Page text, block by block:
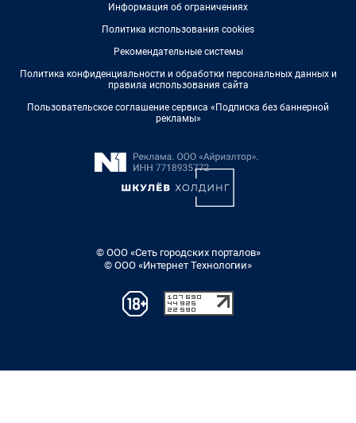
Информация об ограничениях
Политика использования cookies
Рекомендательные системы
Политика конфиденциальности и обработки персональных данных и
правила использования сайта
Пользовательское соглашение сервиса «Подписка без баннерной
рекламы»
© ООО «Сеть городских порталов»
© ООО «Интернет Технологии»